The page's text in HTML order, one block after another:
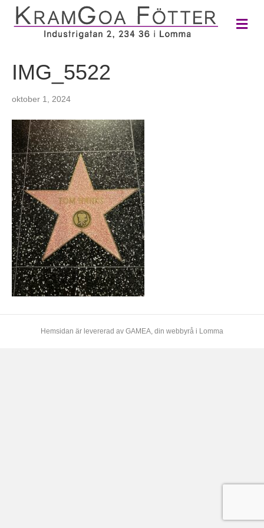
M
e
IMG_5522
oktober 1, 2024
Hemsidan är levererad av GAMEA, din webbyrå i Lomma